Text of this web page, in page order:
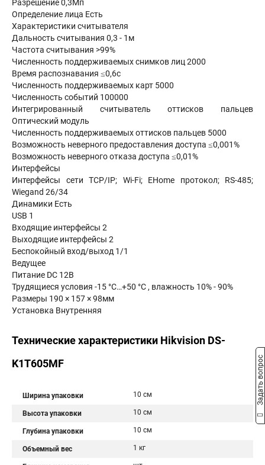
Разрешение 0,3Мп
Определение лица Есть
Характеристики считывателя
Дальность считывания 0,3 - 1м
Частота считывания >99%
Численность поддерживаемых снимков лиц 2000
Время распознавания ≤0,6с
Численность поддерживаемых карт 5000
Численность событий 100000
Интегрированный считыватель оттисков пальцев
Оптический модуль
Численность поддерживаемых оттисков пальцев 5000
Возможность неверного предоставления доступа ≤0,001%
Возможность неверного отказа доступа ≤0,01%
Интерфейсы
Интерфейсы сети TCP/IP; Wi-Fi; EHome протокол; RS-485;
Wiegand 26/34
Динамики Есть
USB 1
Входящие интерфейсы 2
Выходящие интерфейсы 2
Беспокойный вход/выход 1/1
Ведущее
Питание DC 12В
Трудящиеся условия -15 °C…+50 °C , влажность 10% - 90%
Размеры 190 × 157 × 98мм
Установка Внутренняя
Технические характеристики Hikvision DS-
K1T605MF
Ширина упаковки 10 см
Высота упаковки 10 см
Глубина упаковки 10 см
Объемный вес 1 кг
Задать вопрос